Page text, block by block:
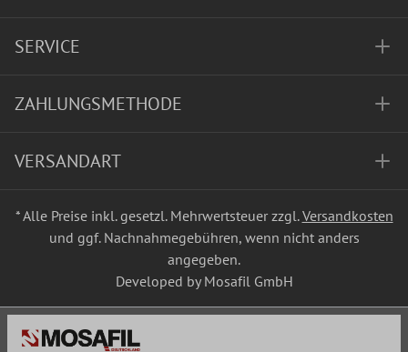
SERVICE
ZAHLUNGSMETHODE
VERSANDART
* Alle Preise inkl. gesetzl. Mehrwertsteuer zzgl.Versandkosten
und ggf. Nachnahmegebühren, wenn nicht anders
angegeben.
Developed by Mosafil GmbH